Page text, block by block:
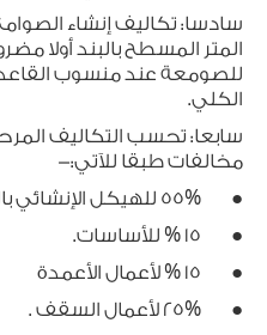
سادسا: تكاليف إنشاء
المتر المسطح بالبند أولا
للصومعة عند منسوب
الكلي.
سابعا: تحسب التكاليف
مخالفات طبقا للآتي:-
● 55% للهيكل الإنشائي بالكامل.
● 15 % للأساسات.
● 15 % لأعمال الأعمدة
● 25% لأعمال السقف .